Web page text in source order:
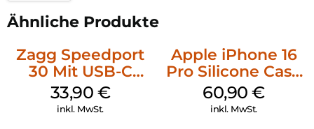
Ähnliche Produkte
Zagg Speedport
30 Mit USB-C
Kabel Weiß
33,90 €
inkl. MwSt.
Apple iPhone 16
Pro Silicone Case
MagSafe Stone
Gray
60,90€
inkl. MwSt.